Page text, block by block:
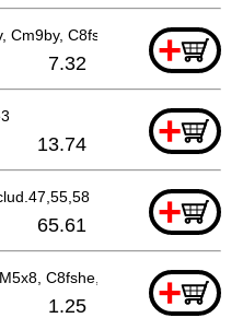
Cm9by, C8fse, G23ss+
7.32
+
13.74
+
65.61
C8fshe, C8fse, H41mb,g23
+
1.25